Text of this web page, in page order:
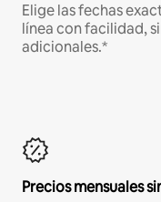
Elige las fechas
línea con facilidad,
adicionales.*
Precios mensuales